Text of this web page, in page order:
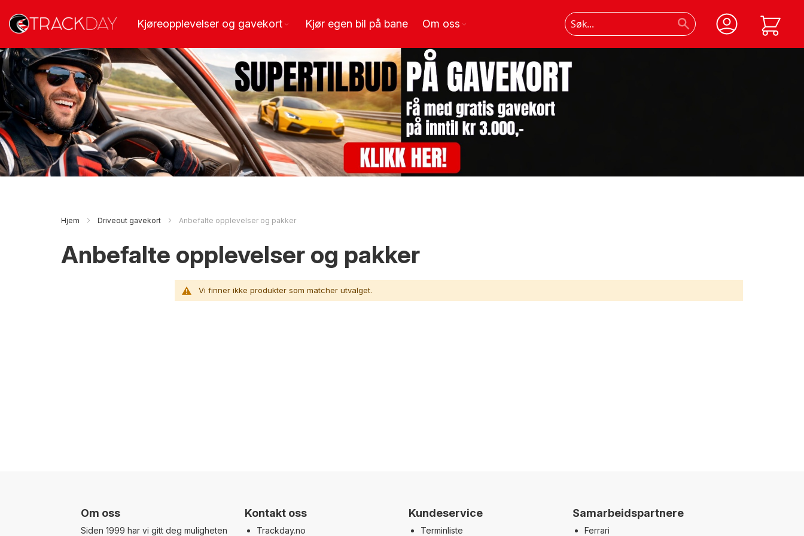
til
Kjøreopplevelser og gavekort Kjør egen bil på bane Om oss
Hjem Driveout gavekort Anbefalte opplevelser og pakker
Anbefalte opplevelser og pakker
Vi finner ikke produkter som matcher utvalget.
Om oss
Siden 1999 har vi gitt deg muligheten
Kontakt oss
Trackday.no
Kundeservice
Terminliste
Samarbeidspartnere
Ferrari